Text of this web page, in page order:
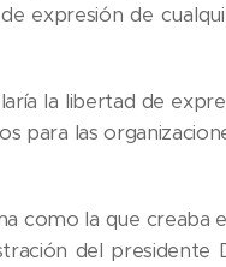
expresión de
la libertad de
para las
como la que creaba
del